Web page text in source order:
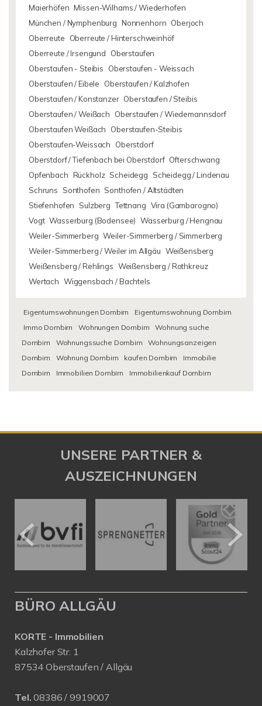
Maierhöfen Missen-Wilhams / Wiederhofen
München / Nymphenburg Nonnenhorn Oberjoch
Oberreute
Oberreute / Hinterschweinhöf
Oberreute / Irsengund
Oberstaufen
Oberstaufen - Steibis
Oberstaufen - Weissach
Oberstaufen / Eibele
Oberstaufen / Kalzhofen
Oberstaufen / Konstanzer Oberstaufen / Steibis
Oberstaufen / Weißach
Oberstaufen / Wiedemannsdorf
Oberstaufen Weißach
Oberstaufen-Steibis
Oberstaufen-Weissach
Oberstdorf
Oberstdorf / Tiefenbach bei Oberstdorf Ofterschwang
Opfenbach Rückholz Scheidegg
Scheidegg / Lindenau
Schruns
Sonthofen Sonthofen / Altstädten
Stiefenhofen
Sulzberg Tettnang Vira (Gambarogno)
Vogt Wasserburg (Bodensee) Wasserburg / Hengnau
Weiler-Simmerberg Weiler-Simmerberg / Simmerberg
Weiler-Simmerberg / Weiler im Allgäu Weißensberg
Weißensberg / Rehlings Weißensberg / Rothkreuz
Wertach Wiggensbach / Bachtels
Eigentumswohnungen Dornbirn
Eigentumswohnung Dornbirn
Immo Dornbirn
Wohnungen Dornbirn
Wohnung suche
Dornbirn
Wohnungssuche Dornbirn
Wohnungsanzeigen
Dornbirn
Wohnung Dornbirn kaufen Dornbirn
Immobilie
Dornbirn
Immobilien Dornbirn Immobilienkauf Dornbirn
UNSERE PARTNER &
AUSZEICHNUNGEN
BÜRO ALLGÄU
KORTE - Immobilien
Kalzhofer Str. 1
87534 Oberstaufen / Allgäu
Tel. 08386 / 9919007